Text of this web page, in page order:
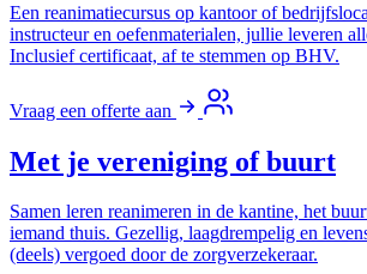
Een reanimatiecursus op kantoor of
instructeur en oefenmaterialen, jullie leveren
Inclusief certificaat, af te stemmen op BHV.
Vraag een offerte aan
Met je vereniging of buurt
Samen leren reanimeren in de kantine, het
iemand thuis. Gezellig, laagdrempelig en
(deels) vergoed door de zorgverzekeraar.